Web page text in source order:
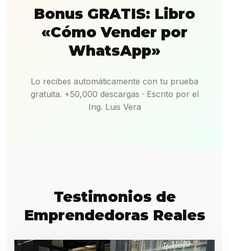
Bonus GRATIS: Libro
«Cómo Vender por
WhatsApp»
Lo recibes automáticamente con tu prueba
gratuita. +50,000 descargas · Escrito por el
Ing. Luis Vera
Testimonios de
Emprendedoras Reales